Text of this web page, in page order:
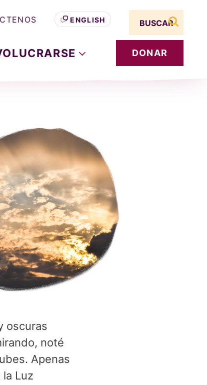
DONAR
ENGLISH
Search term
buscar
oscuras
noté
Apenas
Luz